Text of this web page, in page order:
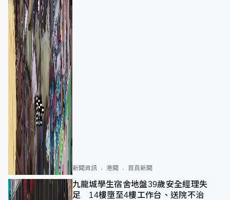
新聞資訊 港聞 首頁新聞
九龍城學生宿舍地盤39歲安全經理失
足 14樓墮至4樓工作台、送院不治